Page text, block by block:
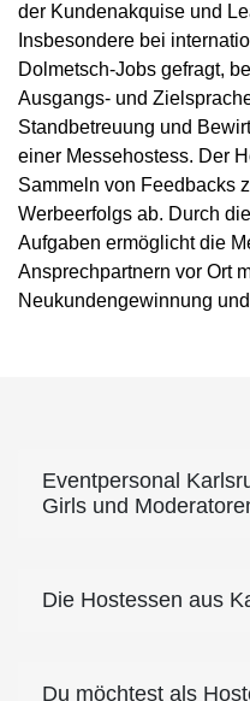
der Kundenakquise und
Insbesondere bei
Dolmetsch-Jobs gefragt,
Ausgangs- und
Standbetreuung und
einer Messehostess. Der
Sammeln von Feedbacks
Werbeerfolgs ab. Durch
Aufgaben ermöglicht die
Ansprechpartnern vor Ort
Neukundengewinnung
Eventpersonal
Girls und
Die Hostessen aus
Du möchtest als